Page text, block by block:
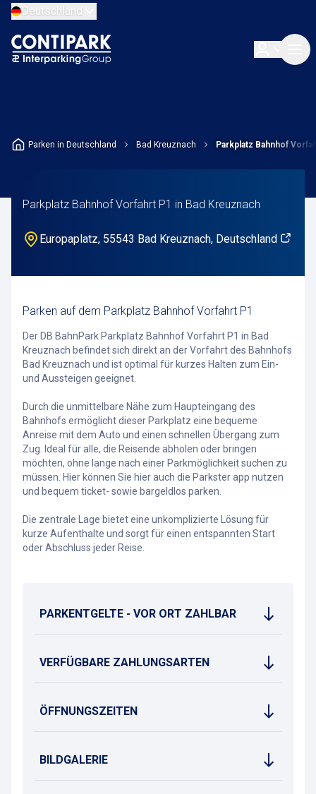
Deutschland
Parken in Deutschland Bad Kreuznach Parkplatz Bahnhof
Parkplatz Bahnhof Vorfahrt P1 in Bad Kreuznach
Europaplatz, 55543 Bad Kreuznach, Deutschland
Parken auf dem Parkplatz Bahnhof Vorfahrt P1
Der DB BahnPark Parkplatz Bahnhof Vorfahrt P1 in Bad
Kreuznach befindet sich direkt an der Vorfahrt des Bahnhofs
Bad Kreuznach und ist optimal für kurzes Halten zum Ein-
und Aussteigen geeignet.
Durch die unmittelbare Nähe zum Haupteingang des
Bahnhofs ermöglicht dieser Parkplatz eine bequeme
Anreise mit dem Auto und einen schnellen Übergang zum
Zug. Ideal für alle, die Reisende abholen oder bringen
möchten, ohne lange nach einer Parkmöglichkeit suchen zu
müssen. Hier können Sie hier auch die Parkster app nutzen
und bequem ticket- sowie bargeldlos parken.
Die zentrale Lage bietet eine unkomplizierte Lösung für
kurze Aufenthalte und sorgt für einen entspannten Start
oder Abschluss jeder Reise.
PARKENTGELTE - VOR ORT ZAHLBAR
VERFÜGBARE ZAHLUNGSARTEN
ÖFFNUNGSZEITEN
BILDGALERIE